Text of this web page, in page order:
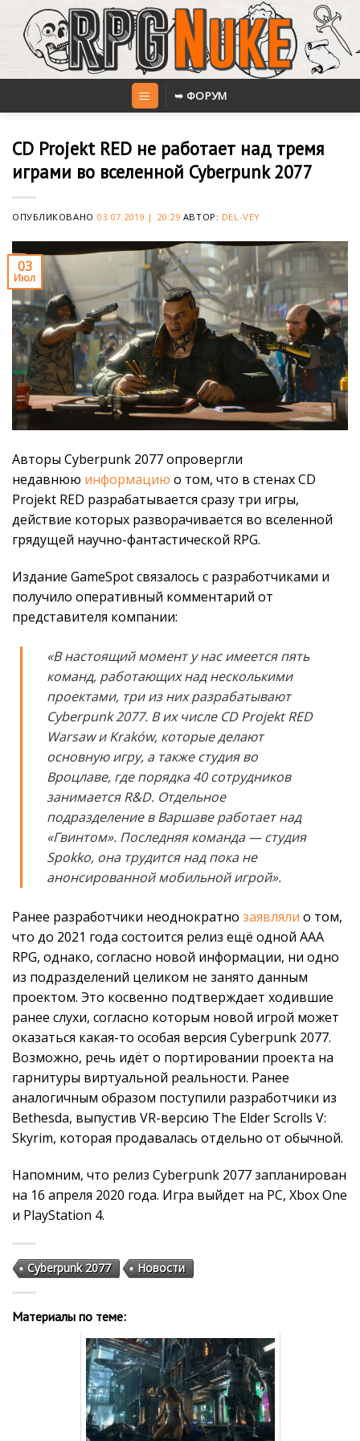
content
➥ ФОРУМ
CD Projekt RED не работает над тремя
играми во вселенной Cyberpunk 2077
ОПУБЛИКОВАНО 03.07.2019 | 20:29 АВТОР: DEL-VEY
03
Июл
Авторы Cyberpunk 2077 опровергли
недавнюю информацию о том, что в стенах CD
Projekt RED разрабатывается сразу три игры,
действие которых разворачивается во вселенной
грядущей научно-фантастической RPG.
Издание GameSpot связалось с разработчиками и
получило оперативный комментарий от
представителя компании:
«В настоящий момент у нас имеется пять
команд, работающих над несколькими
проектами, три из них разрабатывают
Cyberpunk 2077. В их числе CD Projekt RED
Warsaw и Kraków, которые делают
основную игру, а также студия во
Вроцлаве, где порядка 40 сотрудников
занимается R&D. Отдельное
подразделение в Варшаве работает над
«Гвинтом». Последняя команда — студия
Spokko, она трудится над пока не
анонсированной мобильной игрой».
Ранее разработчики неоднократно заявляли о том,
что до 2021 года состоится релиз ещё одной AAA
RPG, однако, согласно новой информации, ни одно
из подразделений целиком не занято данным
проектом. Это косвенно подтверждает ходившие
ранее слухи, согласно которым новой игрой может
оказаться какая-то особая версия Cyberpunk 2077.
Возможно, речь идёт о портировании проекта на
гарнитуры виртуальной реальности. Ранее
аналогичным образом поступили разработчики из
Bethesda, выпустив VR-версию The Elder Scrolls V:
Skyrim, которая продавалась отдельно от обычной.
Напомним, что релиз Cyberpunk 2077 запланирован
на 16 апреля 2020 года. Игра выйдет на PC, Xbox One
и PlayStation 4.
Cyberpunk 2077 Новости
Материалы по теме: